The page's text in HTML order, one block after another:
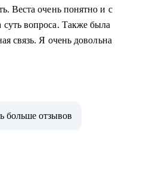
Веста очень понятно и с
вопроса. Также была
связь. Я очень довольна
больше отзывов